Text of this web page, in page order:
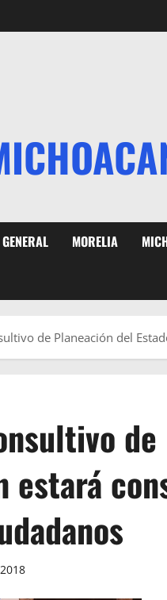
GENERAL MORELIA
de Planeación del
estará